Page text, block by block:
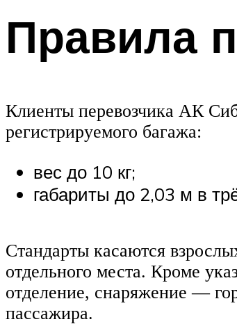
Правила
Клиенты перевозчика АК
регистрируемого багажа:
вес до 10 кг;
габариты до 2,03 м в
Стандарты касаются
отдельного места. Кроме
отделение, снаряжение —
пассажира.